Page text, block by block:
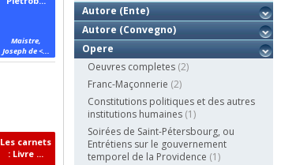
Maistre,
Joseph de <...
Les carnets
: Livre ...
Autore (Ente)
Autore (Convegno)
Opere
Oeuvres completes (2)
Franc-Maçonnerie (2)
Constitutions politiques et des autres
institutions humaines (1)
Soirées de Saint-Pétersbourg, ou
Entrétiens sur le gouvernement
temporel de la Providence (1)